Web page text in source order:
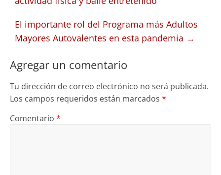
El importante rol del Programa más Adultos
Mayores Autovalentes en esta pandemia →
Agregar un comentario
Tu dirección de correo electrónico no será publicada.
Los campos requeridos están marcados *
Comentario *